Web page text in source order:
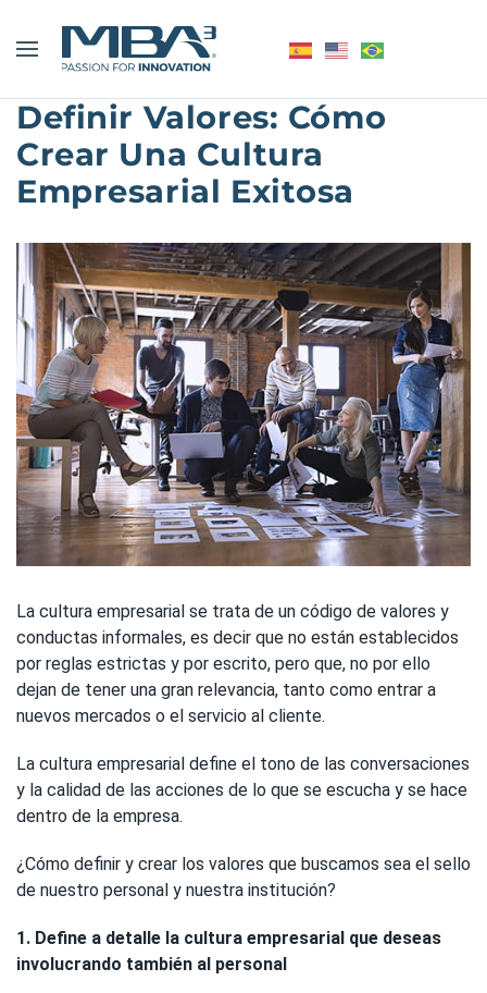
Definir Valores: Cómo
Crear Una Cultura
Empresarial Exitosa
La cultura empresarial se trata de un código de valores y
conductas informales, es decir que no están establecidos
por reglas estrictas y por escrito, pero que, no por ello
dejan de tener una gran relevancia, tanto como entrar a
nuevos mercados o el servicio al cliente.
La cultura empresarial define el tono de las conversaciones
y la calidad de las acciones de lo que se escucha y se hace
dentro de la empresa.
¿Cómo definir y crear los valores que buscamos sea el sello
de nuestro personal y nuestra institución?
1. Define a detalle la cultura empresarial que deseas
involucrando también al personal